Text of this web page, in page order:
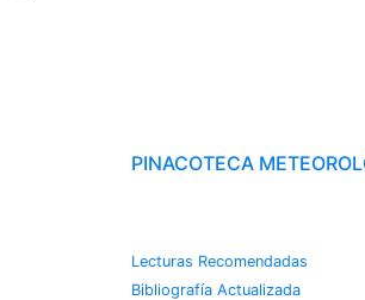
PINACOTECA
Lecturas Recomendadas
Bibliografía Actualizada